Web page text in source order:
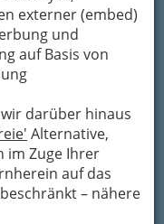
externer (embed)
und
auf Basis von
darüber hinaus
Alternative,
im Zuge Ihrer
auf das
– nähere